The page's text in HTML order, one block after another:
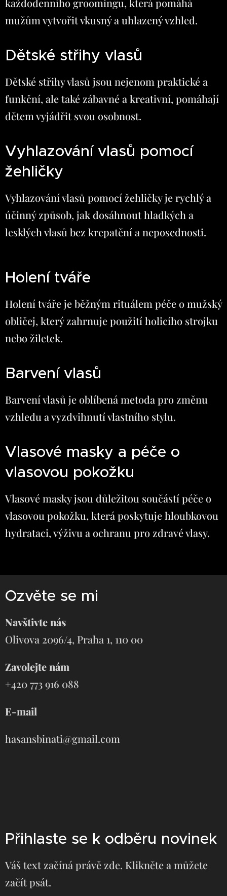
každodenního groomingu, která pomáhá
mužům vytvořit vkusný a uhlazený vzhled.
Dětské střihy vlasů
Dětské střihy vlasů jsou nejenom praktické a
funkční, ale také zábavné a kreativní, pomáhají
dětem vyjádřit svou osobnost.
Vyhlazování vlasů pomocí
žehličky
Vyhlazování vlasů pomocí žehličky je rychlý a
účinný způsob, jak dosáhnout hladkých a
lesklých vlasů bez krepatění a neposednosti.
Holení tváře
Holení tváře je běžným rituálem péče o mužský
obličej, který zahrnuje použití holicího strojku
nebo žiletek.
Barvení vlasů
Barvení vlasů je oblíbená metoda pro změnu
vzhledu a vyzdvihnutí vlastního stylu.
Vlasové masky a péče o
vlasovou pokožku
Vlasové masky jsou důležitou součástí péče o
vlasovou pokožku, která poskytuje hloubkovou
hydrataci, výživu a ochranu pro zdravé vlasy.
Ozvěte se mi
Navštivte nás
Olivova 2096/4, Praha 1, 110 00
Zavolejte nám
+420 773 916 088
E-mail
hasansbinati@gmail.com
Přihlaste se k odběru novinek
Váš text začíná právě zde. Klikněte a můžete
začít psát.